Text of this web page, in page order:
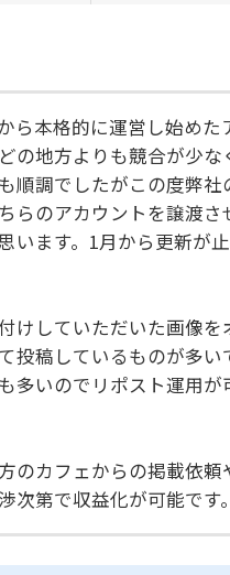
ら本格的に運営し始めた
の地方よりも競合が少な
順調でしたがこの度弊社
らのアカウントを譲渡さ
います。1月から更新が
けしていただいた画像を
投稿しているものが多い
多いのでリポスト運用が
のカフェからの掲載依頼
次第で収益化が可能です。